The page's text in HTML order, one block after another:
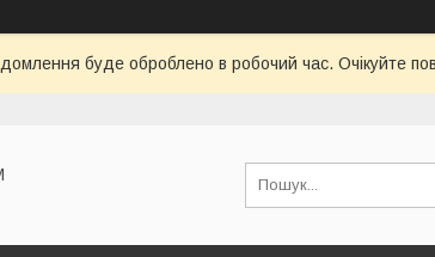
буде оброблено в робочий час. Очікуйте